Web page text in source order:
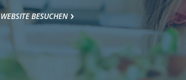
WEBSITE BESUCHEN